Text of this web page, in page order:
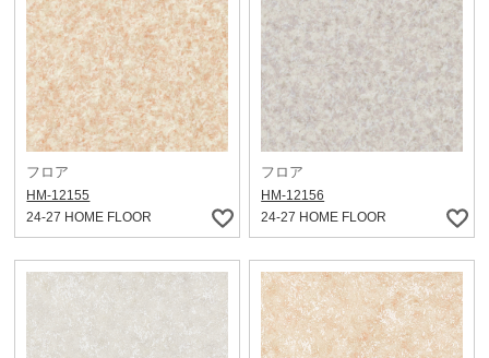
フロア
HM-12155
24-27 HOME FLOOR
フロア
HM-12156
24-27 HOME FLOOR